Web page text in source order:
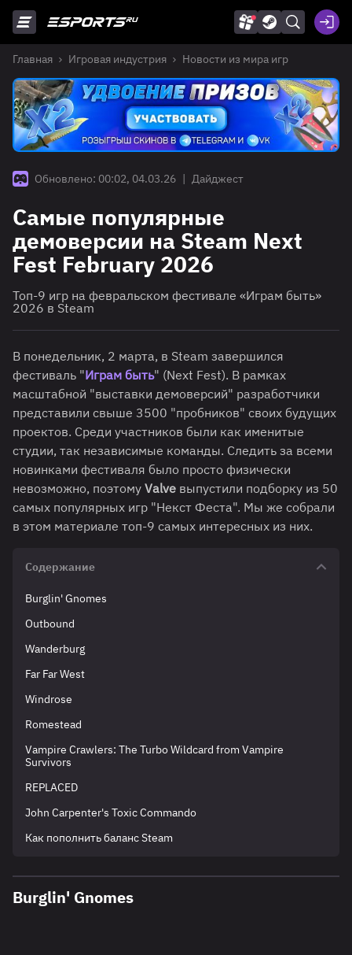
Главная Игровая индустрия Новости из мира игр
Обновлено: 00:02, 04.03.26 | Дайджест
Самые популярные
демоверсии на Steam Next
Fest February 2026
Топ-9 игр на февральском фестивале «Играм быть»
2026 в Steam
В понедельник, 2 марта, в Steam завершился
фестиваль "Играм быть" (Next Fest). В рамках
масштабной "выставки демоверсий" разработчики
представили свыше 3500 "пробников" своих будущих
проектов. Среди участников были как именитые
студии, так независимые команды. Следить за всеми
новинками фестиваля было просто физически
невозможно, поэтому Valve выпустили подборку из 50
самых популярных игр "Некст Феста". Мы же собрали
в этом материале топ-9 самых интересных из них.
Содержание
Burglin' Gnomes
Outbound
Wanderburg
Far Far West
Windrose
Romestead
Vampire Crawlers: The Turbo Wildcard from Vampire
Survivors
REPLACED
John Carpenter's Toxic Commando
Как пополнить баланс Steam
Burglin' Gnomes